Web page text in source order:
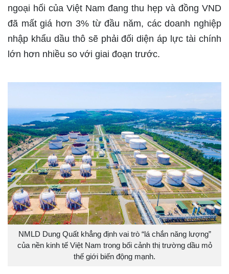
ngoại hối của Việt Nam đang thu hẹp và đồng VND
đã mất giá hơn 3% từ đầu năm, các doanh nghiệp
nhập khẩu dầu thô sẽ phải đối diện áp lực tài chính
lớn hơn nhiều so với giai đoạn trước.
NMLD Dung Quất khẳng định vai trò “lá chắn năng lượng”
của nền kinh tế Việt Nam trong bối cảnh thị trường dầu mỏ
thế giới biến động mạnh.